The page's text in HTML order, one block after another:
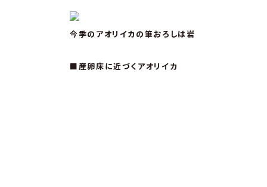
今季のアオリイカの筆おろしは岩
■産卵床に近づくアオリイカ